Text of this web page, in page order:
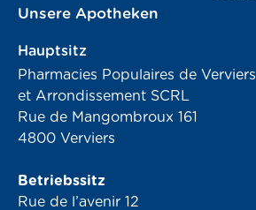
Unsere Apotheken
Hauptsitz
Pharmacies Populaires de Verviers
et Arrondissement SCRL
Rue de Mangombroux 161
4800 Verviers
Betriebssitz
Rue de l’avenir 12